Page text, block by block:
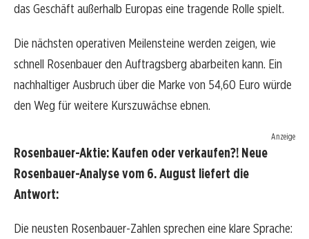
das Geschäft außerhalb Europas eine tragende Rolle spielt.
Die nächsten operativen Meilensteine werden zeigen, wie
schnell Rosenbauer den Auftragsberg abarbeiten kann. Ein
nachhaltiger Ausbruch über die Marke von 54,60 Euro würde
den Weg für weitere Kurszuwächse ebnen.
Anzeige
Rosenbauer-Aktie: Kaufen oder verkaufen?! Neue
Rosenbauer-Analyse vom 6. August liefert die
Antwort:
Die neusten Rosenbauer-Zahlen sprechen eine klare Sprache: